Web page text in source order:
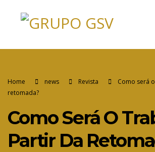
Home news Revista
Como será
retomada?
Como Será O
Partir Da